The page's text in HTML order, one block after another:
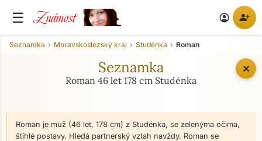
☰ Známost account_circle person_add
✕
Seznamka Moravskoslezský kraj Studénka Roman
Seznamka
Roman 46 let 178 cm Studénka
Roman je muž (46 let, 178 cm) z Studénka, se zelenýma očima,
štíhlé postavy. Hledá partnerský vztah navždy. Roman se